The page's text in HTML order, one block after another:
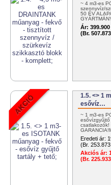
~ 4 m3-es
szennyvíz/
50 ÉV
Ár:
(Br.
1.5. <> 1
esővíz…
~ 1 m3-es
csatlakozók!
Eredeti ár:
(Br.
Akciós ár:
(Br.